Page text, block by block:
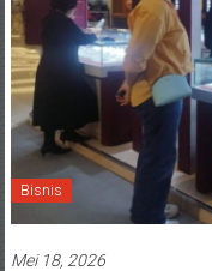
Bisnis
Mei 18, 2026